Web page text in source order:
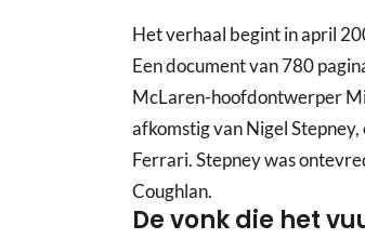
Het verhaal begint in april
Een document van 780
McLaren-hoofdontwerper
afkomstig van Nigel
Ferrari. Stepney was
Coughlan.
De vonk die het